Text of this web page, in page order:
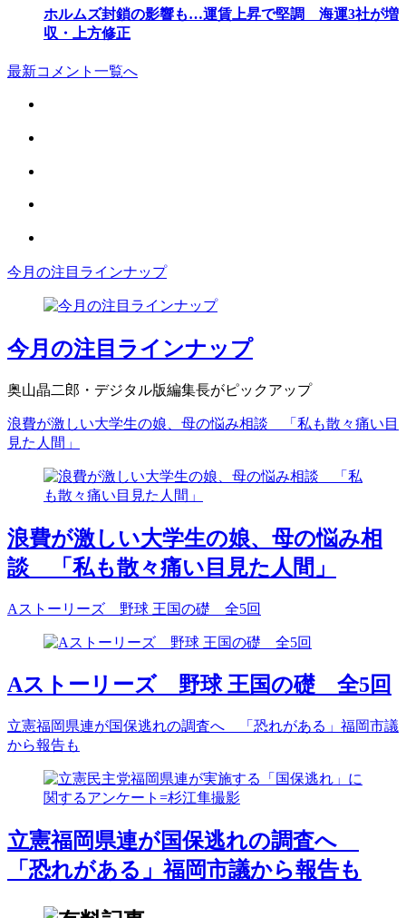
ホルムズ封鎖の影響も…運賃上昇で堅調 海運3社が増
収・上方修正
最新コメント一覧へ
今月の注目ラインナップ
今月の注目ラインナップ
奥山晶二郎・デジタル版編集長がピックアップ
浪費が激しい大学生の娘、母の悩み相談 「私も散々痛い目
見た人間」
浪費が激しい大学生の娘、母の悩み相
談 「私も散々痛い目見た人間」
Aストーリーズ 野球 王国の礎 全5回
Aストーリーズ 野球 王国の礎 全5回
立憲福岡県連が国保逃れの調査へ 「恐れがある」福岡市議
から報告も
立憲福岡県連が国保逃れの調査へ
「恐れがある」福岡市議から報告も